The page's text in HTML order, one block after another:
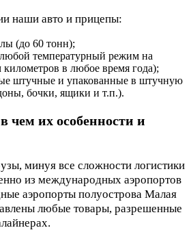
наши авто и прицепы:
(до 60 тонн);
температурный режим на
километров в любое время года);
штучные и упакованные в штучную
бочки, ящики и т.п.).
чем их особенности и
минуя все сложности логистики
из международных аэропортов
аэропорты полуострова Малая
любые товары, разрешенные